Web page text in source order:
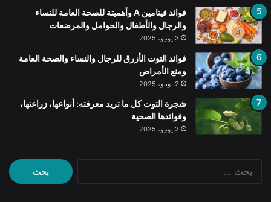
فوائد فيتامين A وأهميتة للصحة العامة للنساء
والرجال والأطفال والحوامل والمرضعات
3 يونيو، 2025
فوائد التوت الأزرق للرجال والنساء والصحة العامة
ومنع الأمراض
2 يونيو، 2025
شجرة التوت كل ما تريد معرفته: أنواعها، زراعتها،
وفوائدها الصحية
2 يونيو، 2025
البحث
عن: